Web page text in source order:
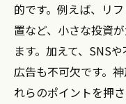
的です。例えば、リ
置など、小さな投資
ます。加えて、SNS
広告も不可欠です。
れらのポイントを押